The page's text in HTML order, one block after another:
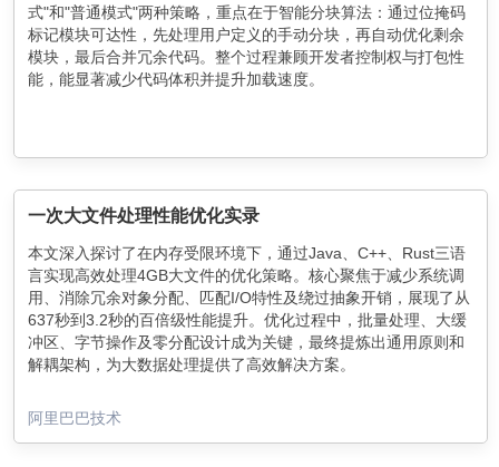
式"和"普通模式"两种策略，重点在于智能分块算法：通过位掩码
标记模块可达性，先处理用户定义的手动分块，再自动优化剩余
模块，最后合并冗余代码。整个过程兼顾开发者控制权与打包性
能，能显著减少代码体积并提升加载速度。
一次大文件处理性能优化实录
本文深入探讨了在内存受限环境下，通过Java、C++、Rust三语
言实现高效处理4GB大文件的优化策略。核心聚焦于减少系统调
用、消除冗余对象分配、匹配I/O特性及绕过抽象开销，展现了从
637秒到3.2秒的百倍级性能提升。优化过程中，批量处理、大缓
冲区、字节操作及零分配设计成为关键，最终提炼出通用原则和
解耦架构，为大数据处理提供了高效解决方案。
阿里巴巴技术